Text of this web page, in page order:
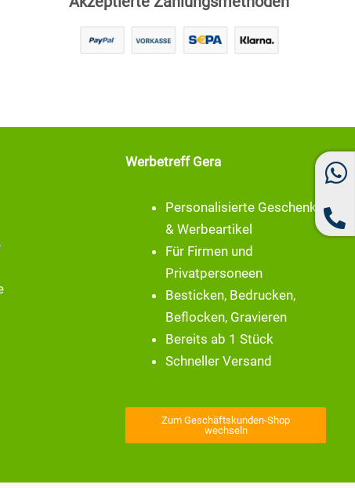
Werbetreff Gera
Personalisierte Geschenke
& Werbeartikel
Für Firmen und
Privatpersoneen
Besticken, Bedrucken,
Beflocken, Gravieren
Bereits ab 1 Stück
Schneller Versand
Zum Geschäftskunden-Shop
wechseln